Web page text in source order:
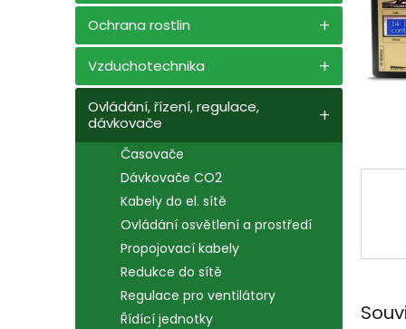
l
Ochrana rostlin
Vzduchotechnika
Ovládání, řízení, regulace,
dávkovače
Časovače
Dávkovače CO2
Kabely do el. sítě
Ovládání osvětlení a prostředí
Propojovací kabely
Redukce do sítě
Regulace pro ventilátory
Řídící jednotky